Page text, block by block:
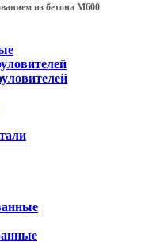
из бетона М600